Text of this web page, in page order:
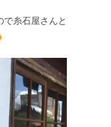
で糸石屋さんと